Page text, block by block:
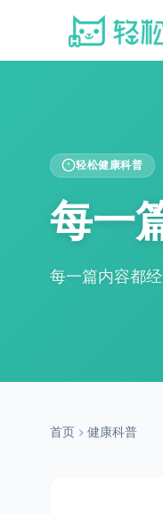
轻松健康科普
每一
每一篇内容都
首页 健康科普